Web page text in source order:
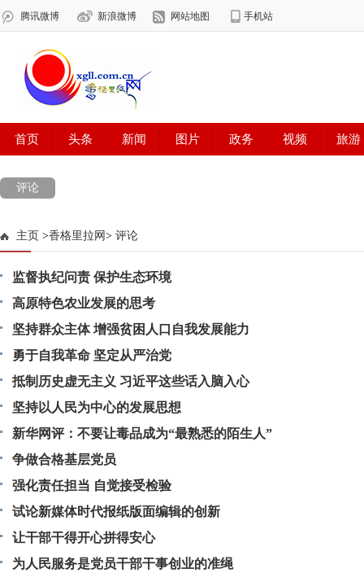
评论
主页 >香格里拉网 > 评论
监督执纪问责 保护生态环境
高原特色农业发展的思考
坚持群众主体 增强贫困人口自我发展能力
勇于自我革命 坚定从严治党
抵制历史虚无主义 习近平这些话入脑入心
坚持以人民为中心的发展思想
新华网评：不要让毒品成为“最熟悉的陌生人”
争做合格基层党员
强化责任担当 自觉接受检验
试论新媒体时代报纸版面编辑的创新
让干部干得开心拼得安心
为人民服务是党员干部干事创业的准绳